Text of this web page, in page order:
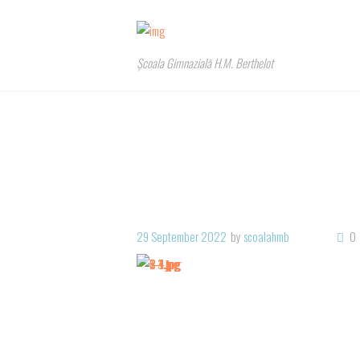
Școala Gimnazială H.M. Berthelot
29 September 2022 by scoalahmb 0